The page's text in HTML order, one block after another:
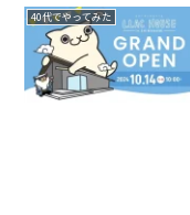
40代でやってみた